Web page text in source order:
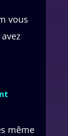
vous
même